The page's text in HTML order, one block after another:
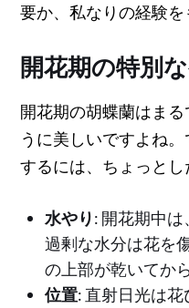
要か、私なりの経験を
開花期の特別
開花期の胡蝶蘭はま
うに美しいですよね
するには、ちょっとし
水やり: 開花期中は
過剰な水分は花を
の上部が乾いてか
位置: 直射日光は